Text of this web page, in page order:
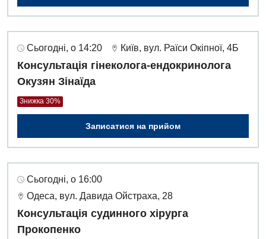
Сьогодні, о 14:20 Київ, вул. Раїси Окіпної, 4Б
Консультація гінеколога-ендокринолога
Окузян Зінаїда
Знижка 30%
Записатися на прийом
Сьогодні, о 16:00
Одеса, вул. Давида Ойстраха, 28
Консультація судинного хірурга
Прокопенко